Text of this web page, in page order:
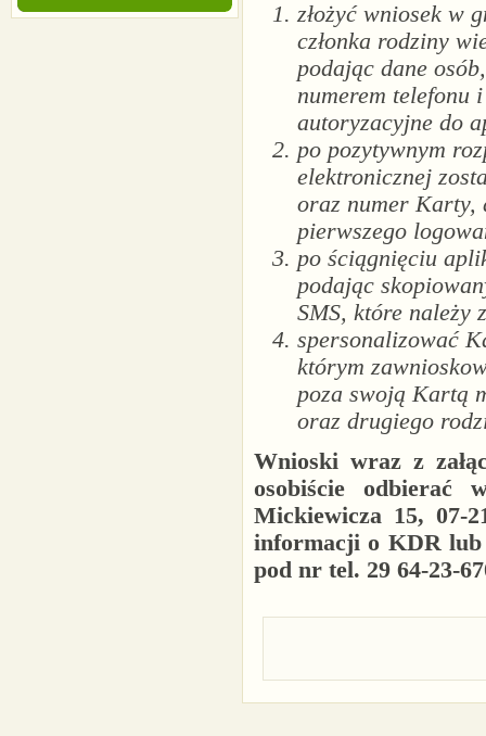
złożyć wniosek w
członka rodziny
podając dane
numerem telefonu
autoryzacyjne do
po pozytywnym
elektronicznej
oraz numer Karty,
pierwszego
po ściągnięciu
podając
SMS, które należy
spersonalizować
którym
poza swoją Kartą
oraz drugiego
Wnioski wraz z
osobiście odbierać
Mickiewicza 15, 07-
informacji o KDR lub
pod nr tel. 29 64-23-